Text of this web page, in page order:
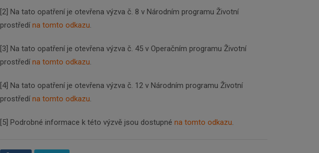
[2] Na tato opatření je otevřena výzva č. 8 v Národním programu Životní
prostředína tomto odkazu.
[3] Na tato opatření je otevřena výzva č. 45 v Operačním programu Životní
prostředína tomto odkazu.
[4] Na tato opatření je otevřena výzva č. 12 v Národním programu Životní
prostředína tomto odkazu.
[5] Podrobné informace k této výzvě jsou dostupné na tomto odkazu.